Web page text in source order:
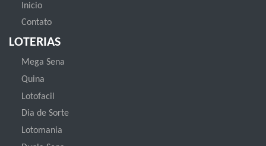
Inicio
Contato
LOTERIAS
Mega Sena
Quina
Lotofacil
Dia de Sorte
Lotomania